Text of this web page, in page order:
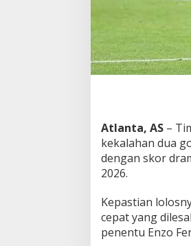
Atlanta, AS –
kekalahan dua
dengan skor
2026.
Kepastian
cepat yang
penentu Enzo